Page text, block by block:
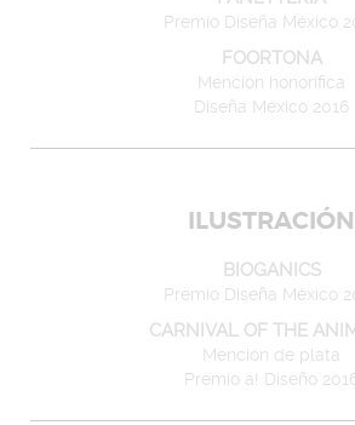
Premio Diseña México
FOORTONA
Mención honorífica
Diseña México 2016
ILUSTRACIÓN
BIOGANICS
Premio Diseña México
CARNIVAL OF THE
Mención de plata
Premio a! Diseño